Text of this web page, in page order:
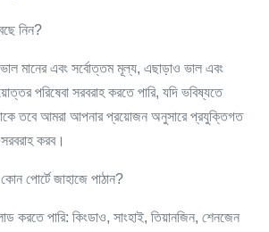
নিন?
মানের এবং সর্বোত্তম মূল্য, এছাড়াও ভাল এবং
পরিষেবা সরবরাহ করতে পারি, যদি ভবিষ্যতে
তবে আমরা আপনার প্রয়োজন অনুসারে প্রযুক্তিগত
সরবরাহ করব।
পোর্টে জাহাজে পাঠান?
করতে পারি: কিংডাও, সাংহাই, তিয়ানজিন, শেনজেন